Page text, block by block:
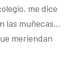
me dice
las muñecas…
meriendan